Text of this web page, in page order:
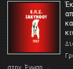
στην Ένωση …